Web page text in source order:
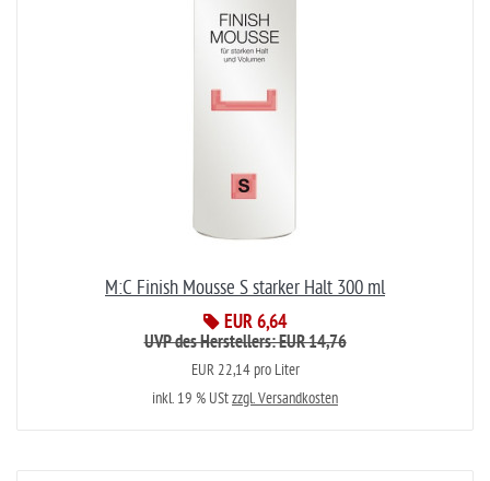
M:C Finish Mousse S starker Halt 300 ml
EUR 6,64
UVP des Herstellers: EUR 14,76
EUR 22,14 pro Liter
inkl. 19 % UStzzgl. Versandkosten